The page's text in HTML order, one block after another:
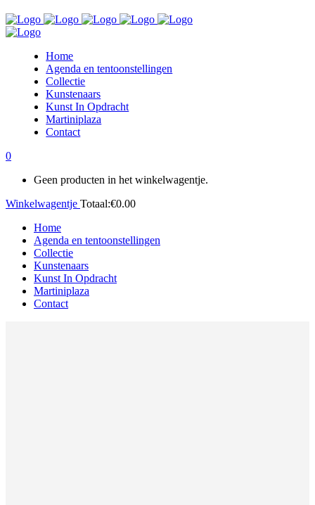
Home
Agenda en tentoonstellingen
Collectie
Kunstenaars
Kunst In Opdracht
Martiniplaza
Contact
0
Geen producten in het winkelwagentje.
Winkelwagentje Totaal:€0.00
Home
Agenda en tentoonstellingen
Collectie
Kunstenaars
Kunst In Opdracht
Martiniplaza
Contact